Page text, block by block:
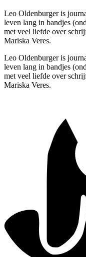
Leo Oldenburger is
leven lang in bandjes
met veel liefde over
Mariska Veres.
Leo Oldenburger is
leven lang in bandjes
met veel liefde over
Mariska Veres.